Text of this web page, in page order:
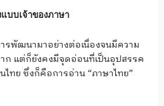
บบเจ้าของภาษา
ารพัฒนามาอย่างต่อเนื่องจนมีความ
ก แต่ก็ยังคงมีจุดอ่อนที่เป็นอุปสรรค
ทย ซึ่งก็คือการอ่าน “ภาษาไทย”